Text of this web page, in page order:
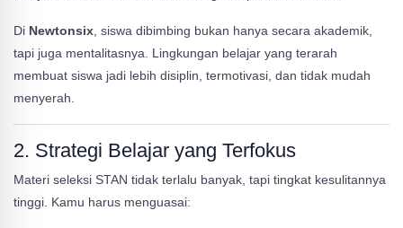
Di Newtonsix, siswa dibimbing bukan hanya secara akademik,
tapi juga mentalitasnya. Lingkungan belajar yang terarah
membuat siswa jadi lebih disiplin, termotivasi, dan tidak mudah
menyerah.
2. Strategi Belajar yang Terfokus
Materi seleksi STAN tidak terlalu banyak, tapi tingkat kesulitannya
tinggi. Kamu harus menguasai: